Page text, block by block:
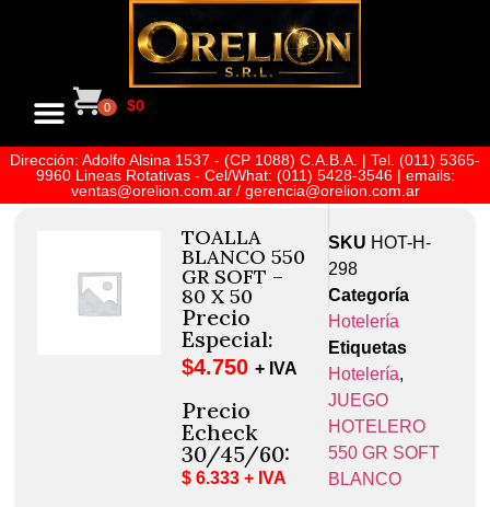
0 $0
Dirección: Adolfo Alsina 1537 - (CP 1088) C.A.B.A. | Tel. (011) 5365-
9960 Lineas Rotativas - Cel/What: (011) 5428-3546 | emails:
ventas@orelion.com.ar / gerencia@orelion.com.ar
TOALLA
BLANCO 550
GR SOFT –
80 X 50
Precio
Especial:
$4.750 + IVA
Precio
Echeck
30/45/60:
$ 6.333 + IVA
SKU HOT-H-
298
Categoría
Hotelería
Etiquetas
Hotelería,
JUEGO
HOTELERO
550 GR SOFT
BLANCO